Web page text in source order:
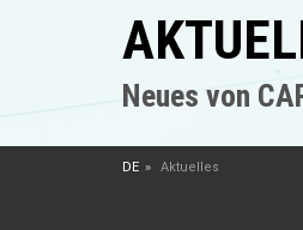
Neues von
DE Aktuelles